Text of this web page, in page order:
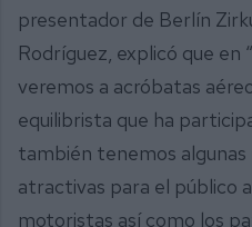
presentador de Berlín
Rodríguez, explicó que en
veremos a acróbatas
equilibrista que ha
también tenemos algunas
atractivas para el público
motoristas así como los